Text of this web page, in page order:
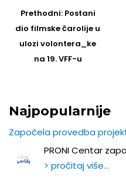
navigation
Prethodni: Prethodni
post
Postani
dio filmske čarolije u
ulozi volontera_ke
na 19. VFF-u
Najpopularnije
Započela provedba
PRONI Centar
> pročitaj više…